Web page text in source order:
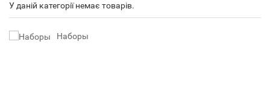
У даній категорії немає товарів.
Наборы